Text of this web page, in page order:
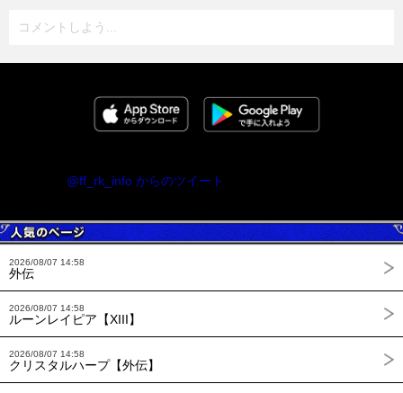
コメントしよう...
@ff_rk_info からのツイート
2026/08/07 14:58
外伝
2026/08/07 14:58
ルーンレイピア【XIII】
2026/08/07 14:58
クリスタルハープ【外伝】